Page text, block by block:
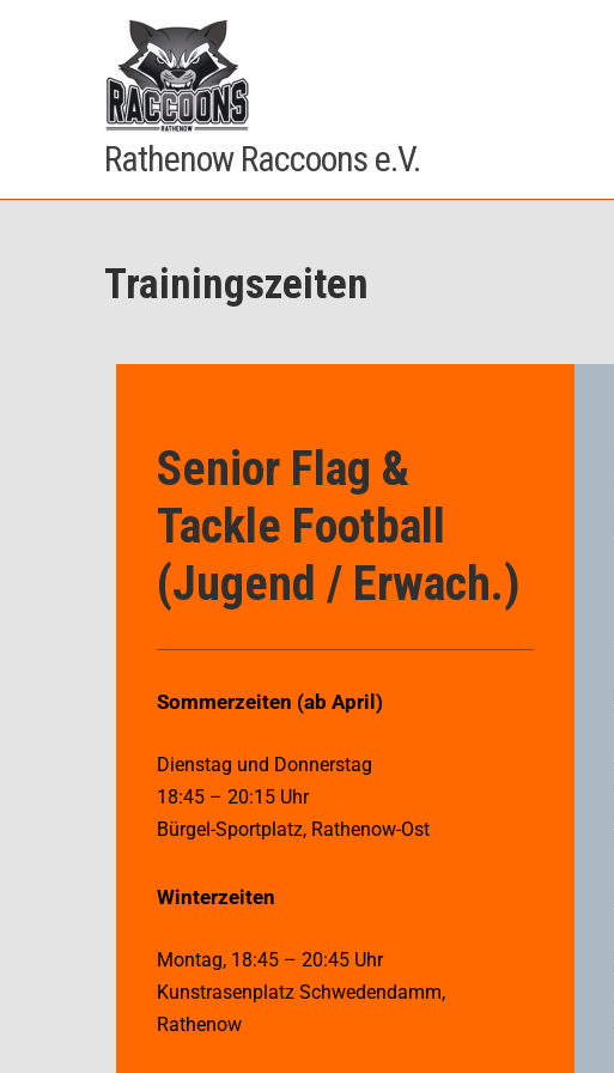
Rathenow Raccoons e.V.
Trainingszeiten
Senior Flag &
Tackle Football
(Jugend / Erwach.)
Sommerzeiten (ab April)
Dienstag und Donnerstag
18:45 – 20:15 Uhr
Bürgel-Sportplatz, Rathenow-Ost
Winterzeiten
Montag, 18:45 – 20:45 Uhr
Kunstrasenplatz Schwedendamm,
Rathenow